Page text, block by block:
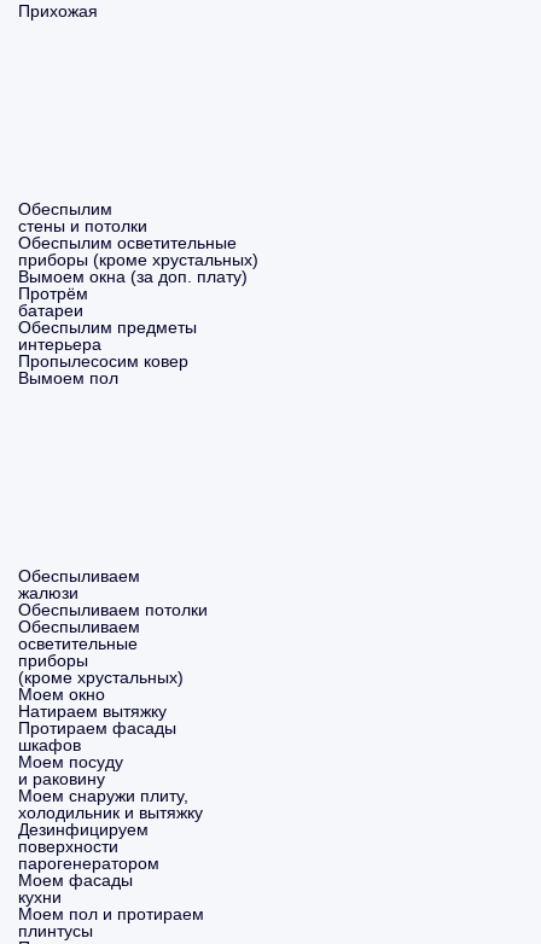
Прихожая
Обеспылим
стены и потолки
Обеспылим осветительные
приборы (кроме хрустальных)
Вымоем окна (за доп. плату)
Протрём
батареи
Обеспылим предметы
интерьера
Пропылесосим ковер
Вымоем пол
Обеспыливаем
жалюзи
Обеспыливаем потолки
Обеспыливаем
осветительные
приборы
(кроме хрустальных)
Моем окно
Натираем вытяжку
Протираем фасады
шкафов
Моем посуду
и раковину
Моем снаружи плиту,
холодильник и вытяжку
Дезинфицируем
поверхности
парогенератором
Моем фасады
кухни
Моем пол и протираем
плинтусы